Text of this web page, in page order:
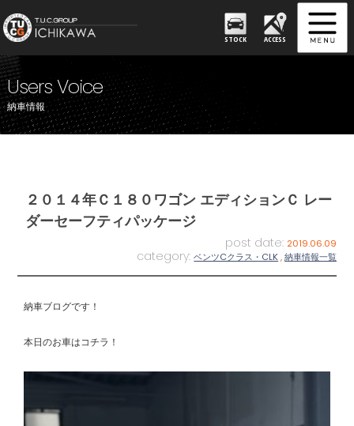
STOCK ACCESS
Users Voice
納車情報
２０１４年Ｃ１８０ワゴン エディションＣ レー
ダーセーフティパッケージ
post date: 2019.06.09
category:ベンツCクラス・CLK,納車情報一覧
納車ブログです！
本日のお車はコチラ！